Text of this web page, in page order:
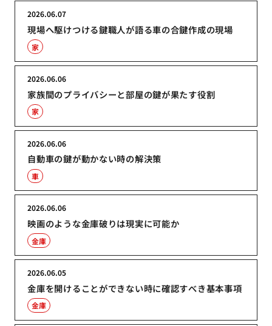
現場へ駆けつける鍵職人が語る車の合鍵作成の現場
2026.06.07
家
家族間のプライバシーと部屋の鍵が果たす役割
2026.06.06
家
自動車の鍵が動かない時の解決策
2026.06.06
車
映画のような金庫破りは現実に可能か
2026.06.06
金庫
金庫を開けることができない時に確認すべき基本事項
2026.06.05
金庫